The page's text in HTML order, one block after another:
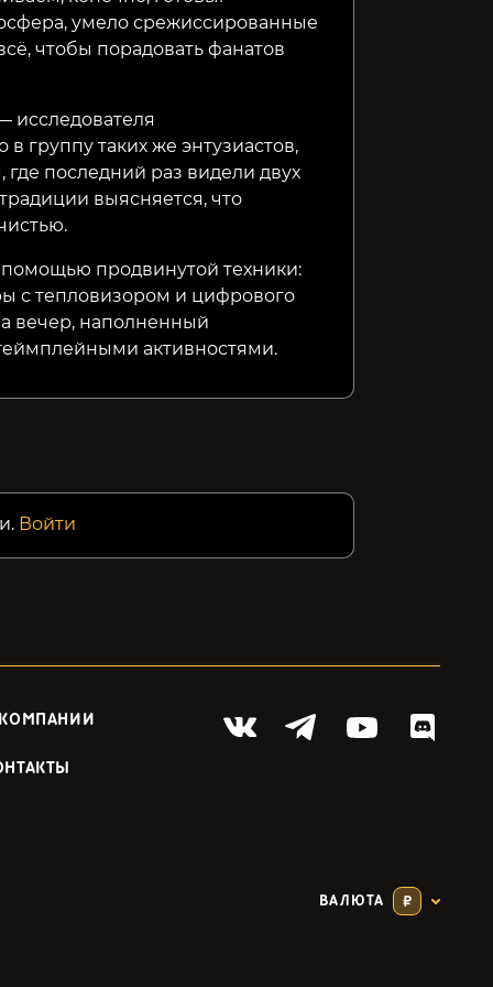
умело срежиссированные
чтобы порадовать фанатов
исследователя
группу таких же энтузиастов,
где последний раз видели двух
выясняется, что
продвинутой техники:
с тепловизором и цифрового
вечер, наполненный
активностями.
Войти
ВАЛЮТА ₽